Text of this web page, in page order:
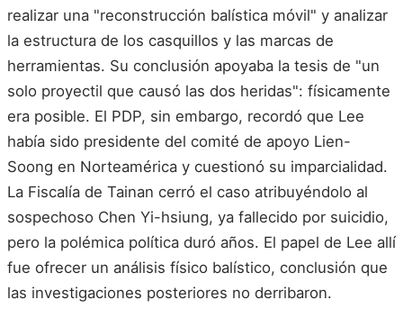
realizar una "reconstrucción balística móvil" y analizar
la estructura de los casquillos y las marcas de
herramientas. Su conclusión apoyaba la tesis de "un
solo proyectil que causó las dos heridas": físicamente
era posible. El PDP, sin embargo, recordó que Lee
había sido presidente del comité de apoyo Lien-
Soong en Norteamérica y cuestionó su imparcialidad.
La Fiscalía de Tainan cerró el caso atribuyéndolo al
sospechoso Chen Yi-hsiung, ya fallecido por suicidio,
pero la polémica política duró años. El papel de Lee allí
fue ofrecer un análisis físico balístico, conclusión que
las investigaciones posteriores no derribaron.